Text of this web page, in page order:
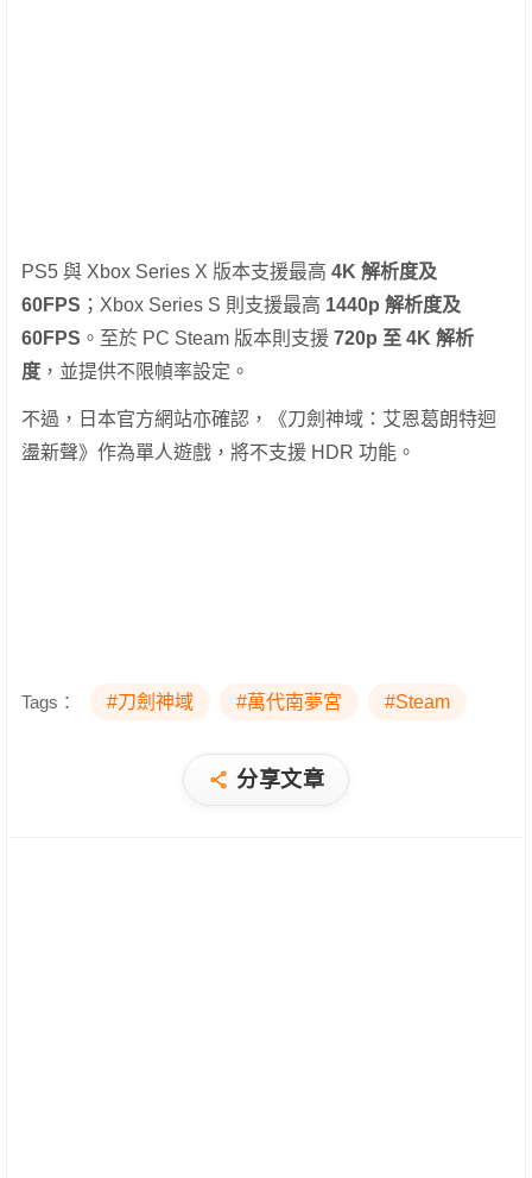
PS5 與 Xbox Series X 版本支援最高 4K 解析度及
60FPS ；Xbox Series S 則支援最高 1440p 解析度及
60FPS 。至於 PC Steam 版本則支援 720p 至 4K 解析
度 ，並提供不限幀率設定。
不過，日本官方網站亦確認，《刀劍神域：艾恩葛朗特迴
盪新聲》作為單人遊戲，將不支援 HDR 功能。
Tags： #刀劍神域 #萬代南夢宮 #Steam
分享文章